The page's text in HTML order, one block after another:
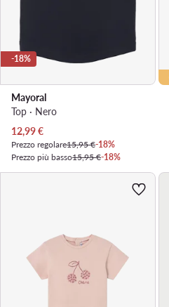
-18%
Mayoral
Top · Nero
Prezzo attuale
12,99€
Prezzo regolare15,95 €-18%
Prezzo più basso15,95 €-18%